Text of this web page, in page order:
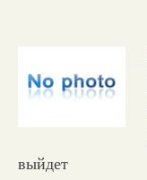
выйдет